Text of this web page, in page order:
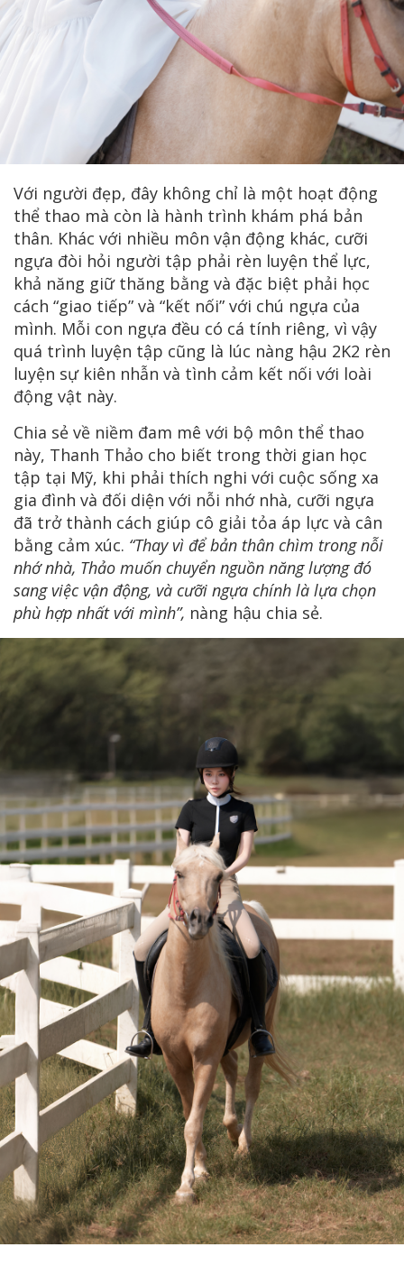
Với người đẹp, đây không chỉ là một hoạt động
thể thao mà còn là hành trình khám phá bản
thân. Khác với nhiều môn vận động khác, cưỡi
ngựa đòi hỏi người tập phải rèn luyện thể lực,
khả năng giữ thăng bằng và đặc biệt phải học
cách “giao tiếp” và “kết nối” với chú ngựa của
mình. Mỗi con ngựa đều có cá tính riêng, vì vậy
quá trình luyện tập cũng là lúc nàng hậu 2K2 rèn
luyện sự kiên nhẫn và tình cảm kết nối với loài
động vật này.
Chia sẻ về niềm đam mê với bộ môn thể thao
này, Thanh Thảo cho biết trong thời gian học
tập tại Mỹ, khi phải thích nghi với cuộc sống xa
gia đình và đối diện với nỗi nhớ nhà, cưỡi ngựa
đã trở thành cách giúp cô giải tỏa áp lực và cân
bằng cảm xúc. “Thay vì để bản thân chìm trong nỗi
nhớ nhà, Thảo muốn chuyển nguồn năng lượng đó
sang việc vận động, và cưỡi ngựa chính là lựa chọn
phù hợp nhất với mình”, nàng hậu chia sẻ.